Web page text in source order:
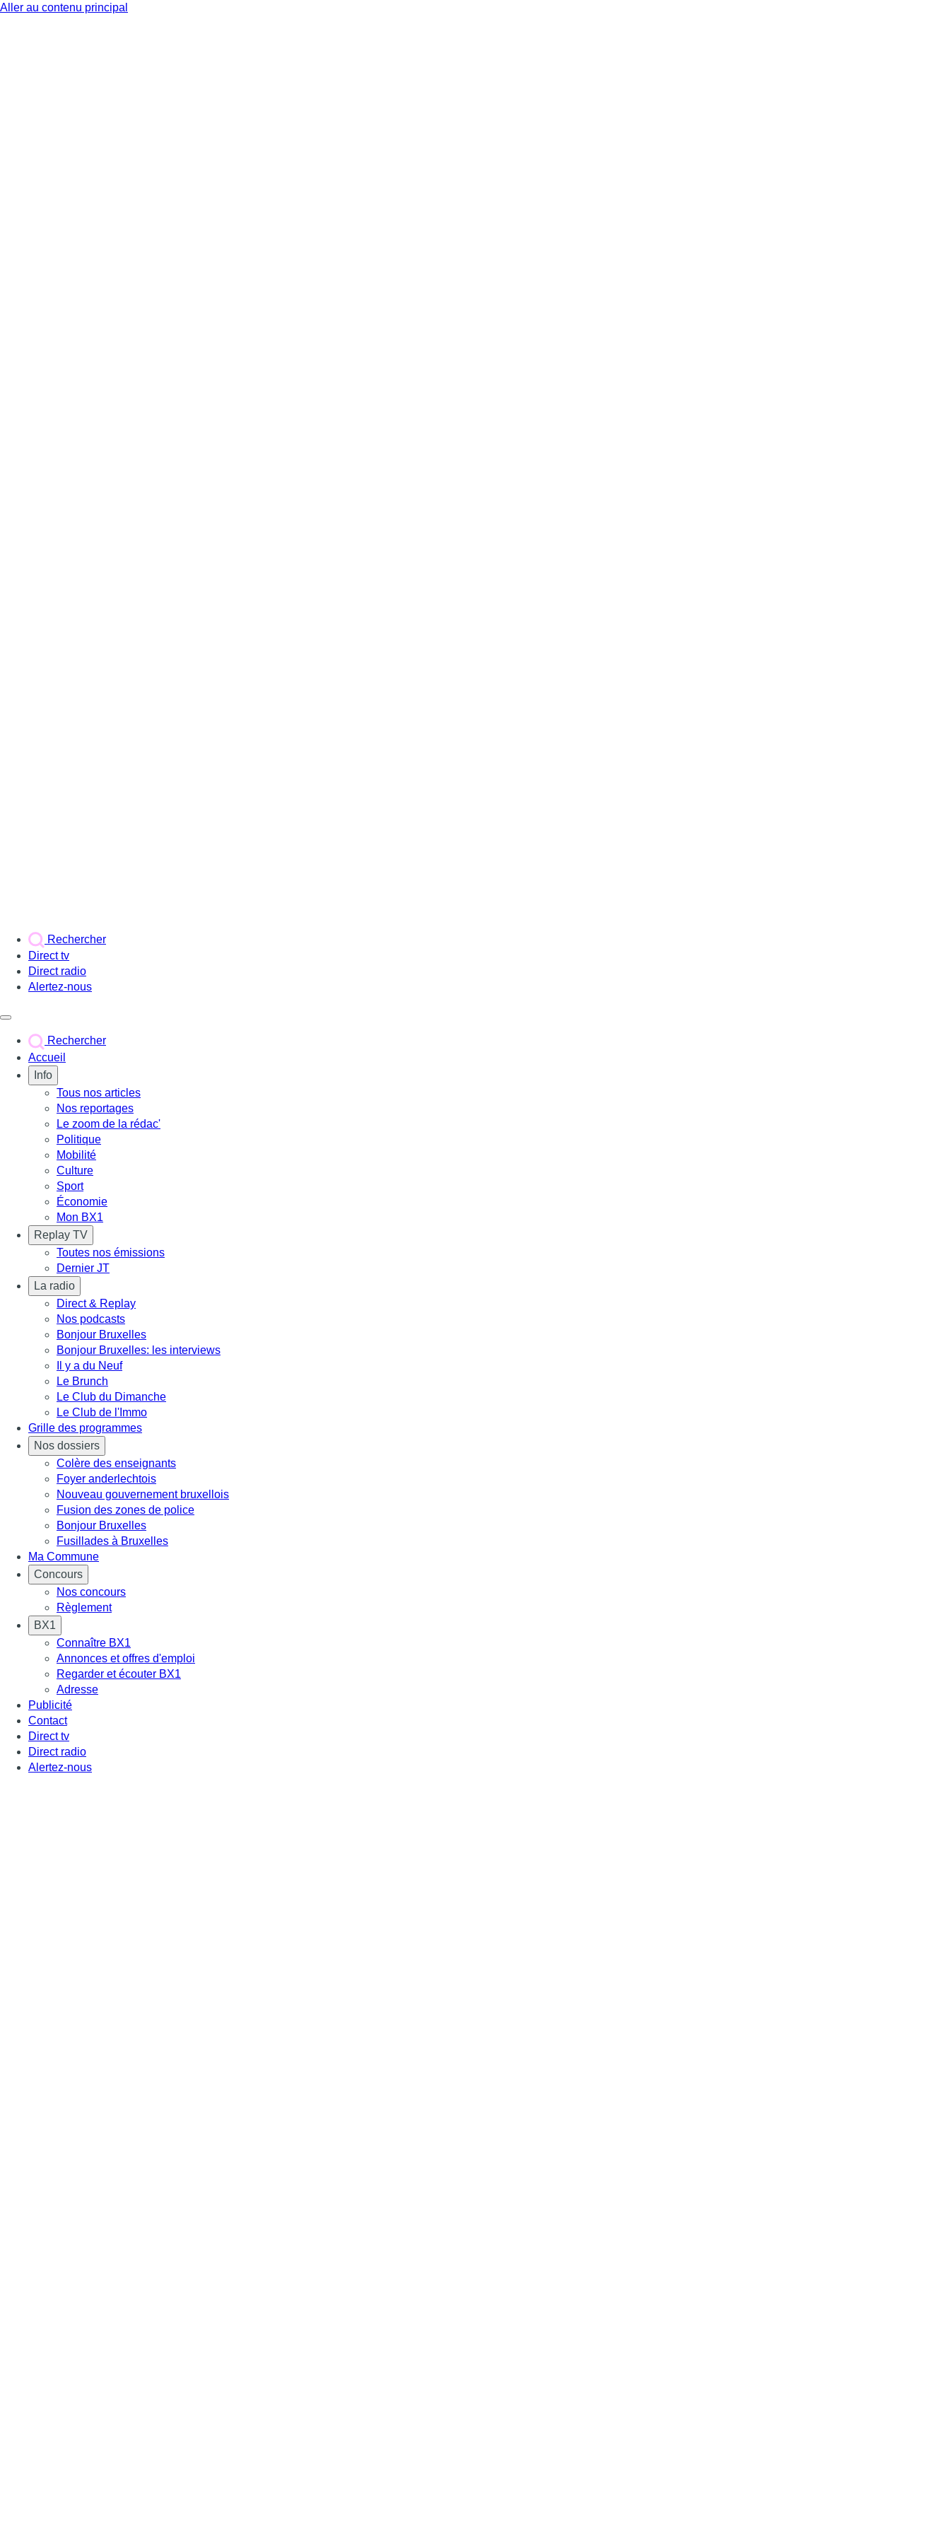
Aller au contenu principal
Rechercher
Direct tv
Direct radio
Alertez-nous
Rechercher
Accueil
Info
Tous nos articles
Nos reportages
Le zoom de la rédac'
Politique
Mobilité
Culture
Sport
Économie
Mon BX1
Replay TV
Toutes nos émissions
Dernier JT
La radio
Direct & Replay
Nos podcasts
Bonjour Bruxelles
Bonjour Bruxelles: les interviews
Il y a du Neuf
Le Brunch
Le Club du Dimanche
Le Club de l'Immo
Grille des programmes
Nos dossiers
Colère des enseignants
Foyer anderlechtois
Nouveau gouvernement bruxellois
Fusion des zones de police
Bonjour Bruxelles
Fusillades à Bruxelles
Ma Commune
Concours
Nos concours
Règlement
BX1
Connaître BX1
Annonces et offres d'emploi
Regarder et écouter BX1
Adresse
Publicité
Contact
Direct tv
Direct radio
Alertez-nous